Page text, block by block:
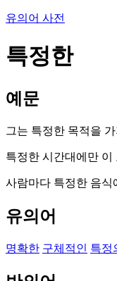
유의어 사전
특정한
예문
그는 특정한 목적을
특정한 시간대에만 이
사람마다 특정한 음식
유의어
명확한 구체적인 특정